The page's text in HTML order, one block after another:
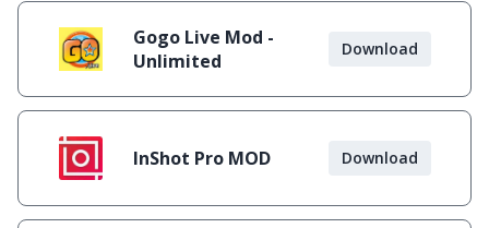
Gogo Live Mod -
Unlimited
Download
InShot Pro MOD Download